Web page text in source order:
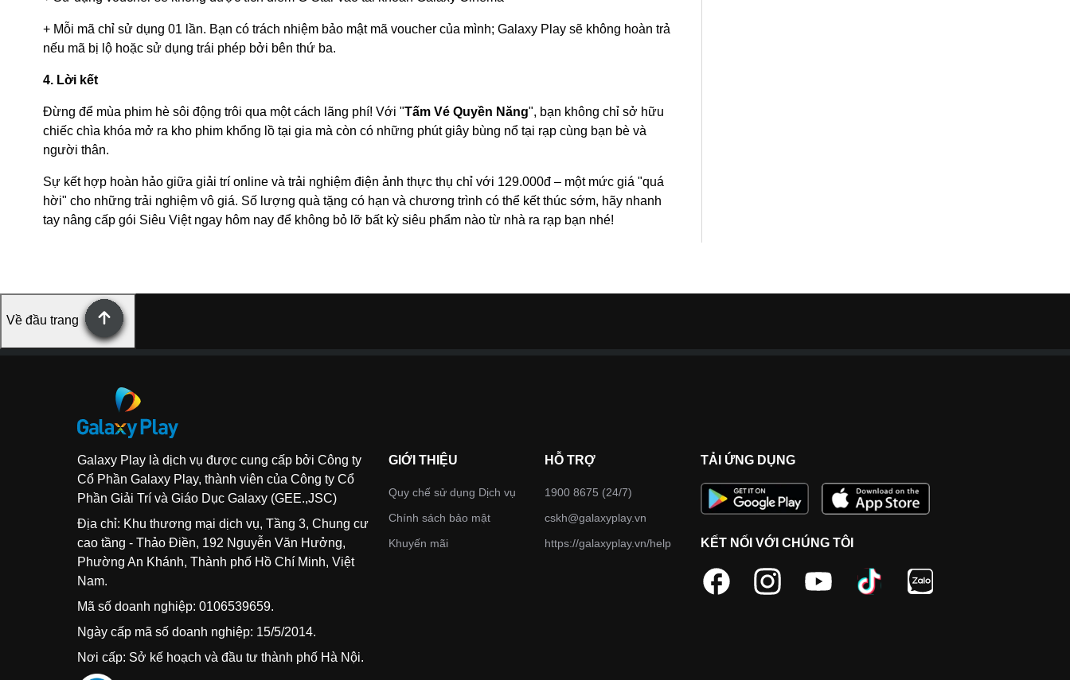
+ Mỗi mã chỉ sử dụng 01 lần. Bạn có trách nhiệm bảo mật mã voucher của mình; Galaxy Play sẽ không hoàn trả
nếu mã bị lộ hoặc sử dụng trái phép bởi bên thứ ba.
4. Lời kết
Đừng để mùa phim hè sôi động trôi qua một cách lãng phí! Với "Tấm Vé Quyền Năng", bạn không chỉ sở hữu
chiếc chìa khóa mở ra kho phim khổng lồ tại gia mà còn có những phút giây bùng nổ tại rạp cùng bạn bè và
người thân.
Sự kết hợp hoàn hảo giữa giải trí online và trải nghiệm điện ảnh thực thụ chỉ với 129.000đ – một mức giá "quá
hời" cho những trải nghiệm vô giá. Số lượng quà tặng có hạn và chương trình có thể kết thúc sớm, hãy nhanh
tay nâng cấp gói Siêu Việt ngay hôm nay để không bỏ lỡ bất kỳ siêu phẩm nào từ nhà ra rạp bạn nhé!
Về đầu trang
Galaxy Play là dịch vụ được cung cấp bởi Công ty
Cổ Phần Galaxy Play, thành viên của Công ty Cổ
Phần Giải Trí và Giáo Dục Galaxy (GEE.,JSC)
Địa chỉ: Khu thương mại dịch vụ, Tầng 3, Chung cư
cao tầng - Thảo Điền, 192 Nguyễn Văn Hưởng,
Phường An Khánh, Thành phố Hồ Chí Minh, Việt
Nam.
Mã số doanh nghiệp: 0106539659.
Ngày cấp mã số doanh nghiệp: 15/5/2014.
Nơi cấp: Sở kế hoạch và đầu tư thành phố Hà Nội.
GIỚI THIỆU
Quy chế sử dụng Dịch vụ
Chính sách bảo mật
Khuyến mãi
HỖ TRỢ
1900 8675 (24/7)
cskh@galaxyplay.vn
https://galaxyplay.vn/help
TẢI ỨNG DỤNG
KẾT NỐI VỚI CHÚNG TÔI